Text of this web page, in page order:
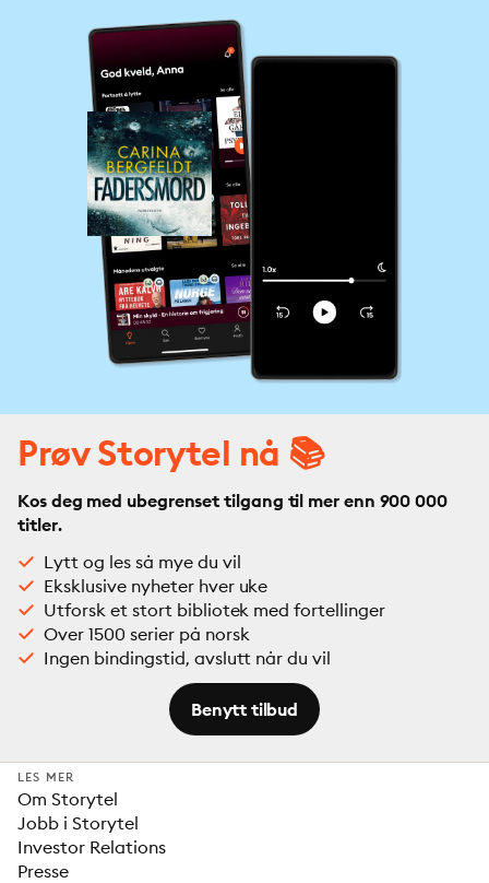
Prøv Storytel nå 📚
Kos deg med ubegrenset tilgang til mer enn 900 000
titler.
Lytt og les så mye du vil
Eksklusive nyheter hver uke
Utforsk et stort bibliotek med fortellinger
Over 1500 serier på norsk
Ingen bindingstid, avslutt når du vil
Benytt tilbud
LES MER
Om Storytel
Jobb i Storytel
Investor Relations
Presse